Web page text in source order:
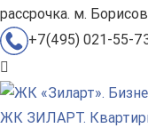
рассрочка. м.
+7(495) 021-55-
ЖК ЗИЛАРТ.